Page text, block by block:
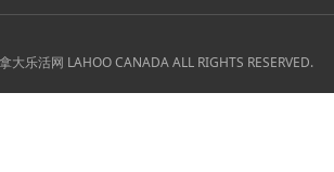
大乐活网 LAHOO CANADA ALL RIGHTS RESERVED.